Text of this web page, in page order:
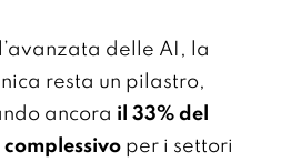
delle AI, la
resta un pilastro,
ancora il 33% del
per i settori